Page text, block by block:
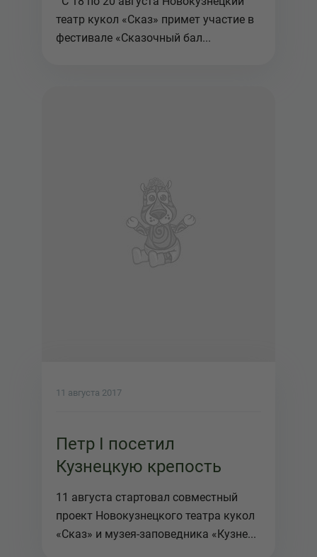
в Томске
театр кукол «Сказ» примет участие в
фестивале «Сказочный бал...
11 августа 2017
Петр I посетил
Кузнецкую крепость
11 августа стартовал совместный
проект Новокузнецкого театра кукол
«Сказ» и музея-заповедника «Кузне...